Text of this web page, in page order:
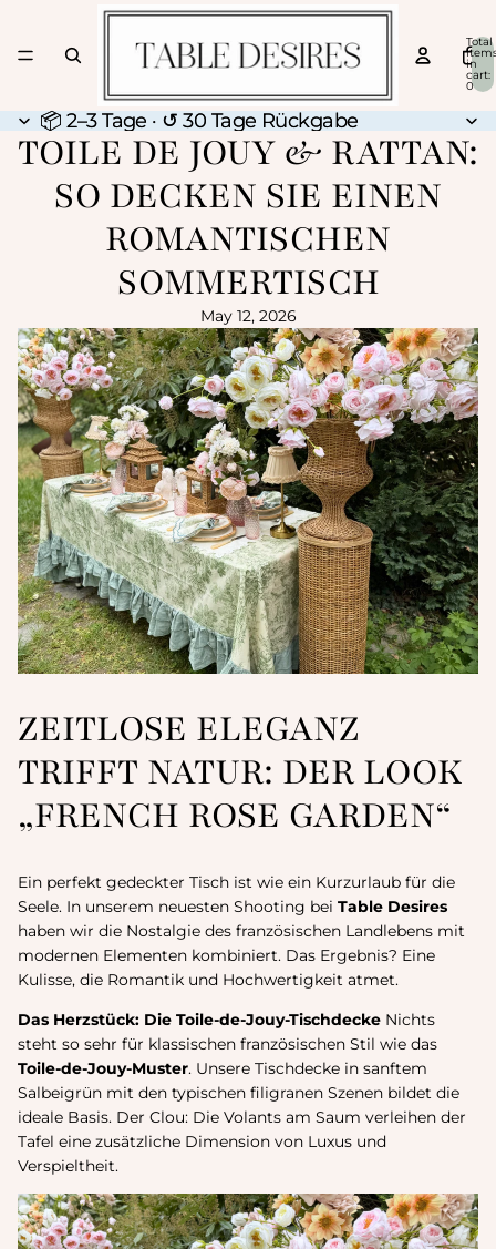
Total
in
cart:
0
📦 2–3 Tage · ↺ 30 Tage Rückgabe
📦 2–3 Tage · ↺ 30 Tage Rückgabe
TOILE DE JOUY & RATTAN:
SO DECKEN SIE EINEN
ROMANTISCHEN
SOMMERTISCH
May 12, 2026
ZEITLOSE ELEGANZ
TRIFFT NATUR: DER LOOK
„FRENCH ROSE GARDEN“
Ein perfekt gedeckter Tisch ist wie ein Kurzurlaub für die
Seele. In unserem neuesten Shooting bei Table Desires
haben wir die Nostalgie des französischen Landlebens mit
modernen Elementen kombiniert. Das Ergebnis? Eine
Kulisse, die Romantik und Hochwertigkeit atmet.
Das Herzstück: Die Toile-de-Jouy-Tischdecke Nichts
steht so sehr für klassischen französischen Stil wie das
Toile-de-Jouy-Muster. Unsere Tischdecke in sanftem
Salbeigrün mit den typischen filigranen Szenen bildet die
ideale Basis. Der Clou: Die Volants am Saum verleihen der
Tafel eine zusätzliche Dimension von Luxus und
Verspieltheit.